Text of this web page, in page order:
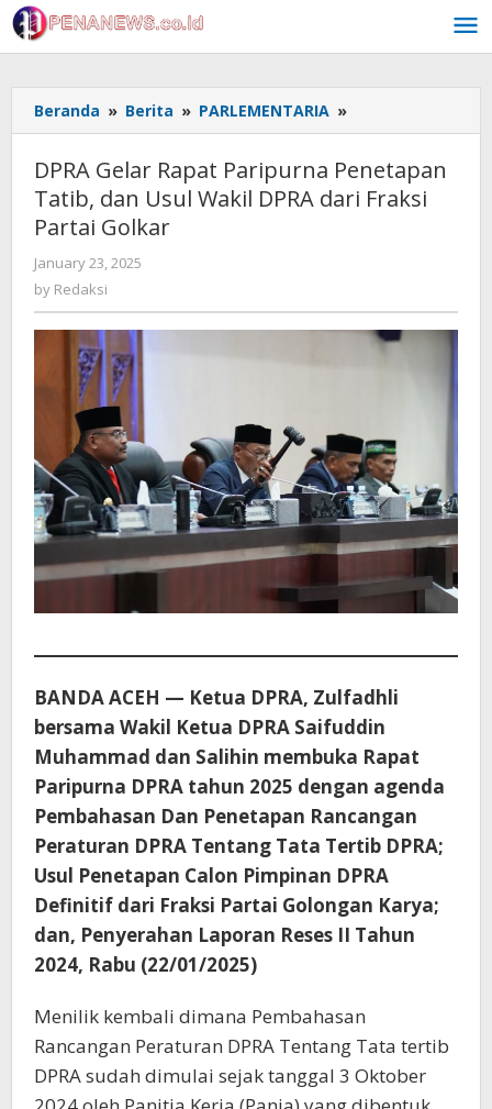
Skip
to
content
Beranda » Berita » PARLEMENTARIA »
Gelar
Paripurna
Penetapan
DPRA
dari
DPRA Gelar Rapat Paripurna Penetapan
Tatib, dan Usul Wakil DPRA dari Fraksi
Partai Golkar
January 23, 2025
by Redaksi
BANDA ACEH — Ketua DPRA, Zulfadhli
bersama Wakil Ketua DPRA Saifuddin
Muhammad dan Salihin membuka Rapat
Paripurna DPRA tahun 2025 dengan agenda
Pembahasan Dan Penetapan Rancangan
Peraturan DPRA Tentang Tata Tertib DPRA;
Usul Penetapan Calon Pimpinan DPRA
Definitif dari Fraksi Partai Golongan Karya;
dan, Penyerahan Laporan Reses II Tahun
2024, Rabu (22/01/2025)
Menilik kembali dimana Pembahasan
Rancangan Peraturan DPRA Tentang Tata tertib
DPRA sudah dimulai sejak tanggal 3 Oktober